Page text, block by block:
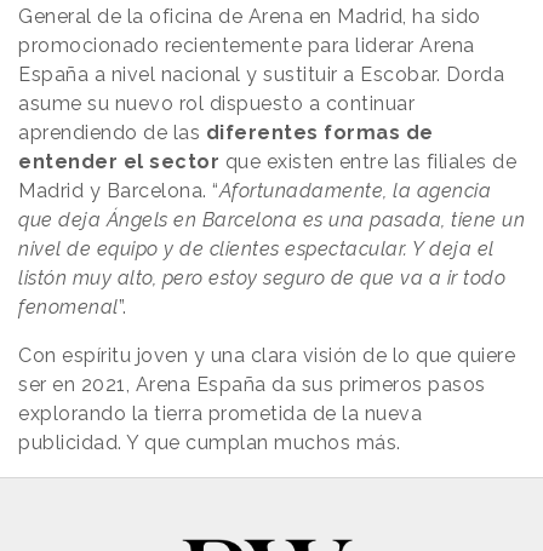
General de la oficina de Arena en Madrid, ha sido
promocionado recientemente para liderar Arena
España a nivel nacional y sustituir a Escobar. Dorda
asume su nuevo rol dispuesto a continuar
aprendiendo de las diferentes formas de
entender el sector que existen entre las filiales de
Madrid y Barcelona. “Afortunadamente, la agencia
que deja Ángels en Barcelona es una pasada, tiene un
nivel de equipo y de clientes espectacular. Y deja el
listón muy alto, pero estoy seguro de que va a ir todo
fenomenal”.
Con espíritu joven y una clara visión de lo que quiere
ser en 2021, Arena España da sus primeros pasos
explorando la tierra prometida de la nueva
publicidad. Y que cumplan muchos más.